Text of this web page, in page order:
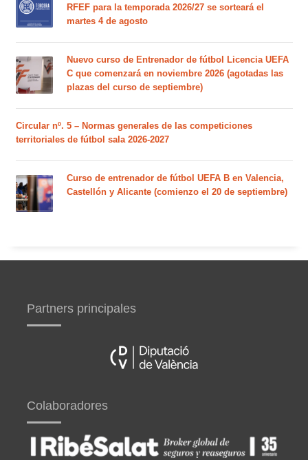
RFEF para la temporada 2026/27 se sorteará el
martes 4 de agosto
Nuevo curso de Entrenador de fútbol Licencia UEFA
C que comenzará en noviembre 2026 (agotadas las
plazas del curso de septiembre)
Circular nº. 5 – Normas generales de las competiciones
territoriales de fútbol sala 2026-2027
Curso de entrenador de fútbol UEFA B en Valencia,
Castellón y Alicante (comienzo el 20 de septiembre)
Partners principales
Colaboradores